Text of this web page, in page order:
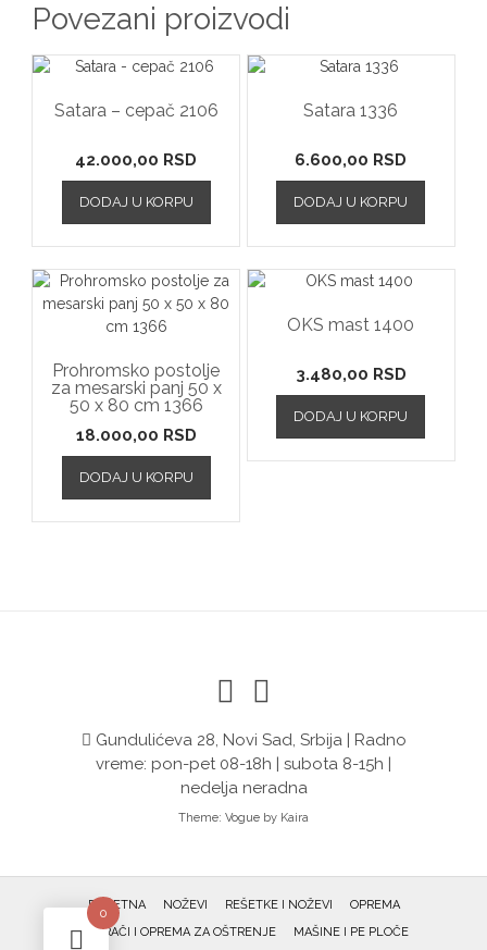
Povezani proizvodi
Satara – cepač 2106
42.000,00 RSD
DODAJ U KORPU
Satara 1336
6.600,00 RSD
DODAJ U KORPU
Prohromsko postolje
za mesarski panj 50 x
50 x 80 cm 1366
18.000,00 RSD
DODAJ U KORPU
OKS mast 1400
3.480,00 RSD
DODAJ U KORPU
Gundulićeva 28, Novi Sad, Srbija | Radno
vreme: pon-pet 08-18h | subota 8-15h |
nedelja neradna
Theme: Vogue by Kaira
POČETNA NOŽEVI REŠETKE I NOŽEVI
OPREMA
OŠTRAČI I OPREMA ZA OŠTRENJE
MAŠINE I PE PLOČE
0